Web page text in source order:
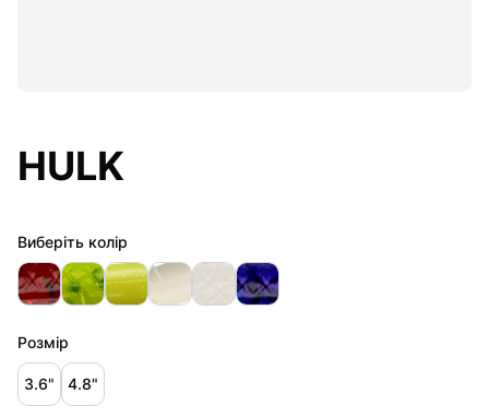
HULK
Виберіть колір
Розмір
3.6" 4.8"